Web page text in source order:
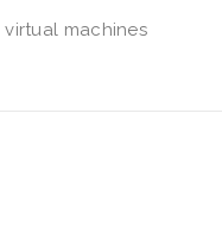
machines